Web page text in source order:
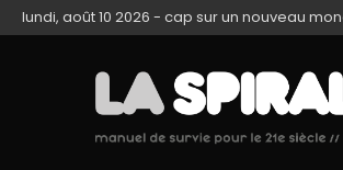
lundi, août 10 2026 - cap sur un nouveau